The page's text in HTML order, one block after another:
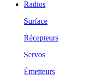
Radios
Surface
Récepteurs
Servos
Émetteurs